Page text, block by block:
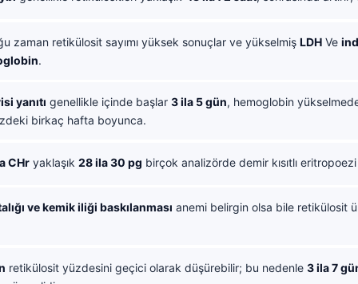
zaman retikülosit sayımı yüksek sonuçlar ve yükselmiş LDH Ve
.
yanıtı genellikle içinde başlar 3 ila 5 gün, hemoglobin
birkaç hafta boyunca.
CHr yaklaşık 28 ila 30 pg birçok analizörde demir kısıtlı
ve kemik iliği baskılanması anemi belirgin olsa bile retikülosit
retikülosit yüzdesini geçici olarak düşürebilir; bu nedenle 3 ila 7